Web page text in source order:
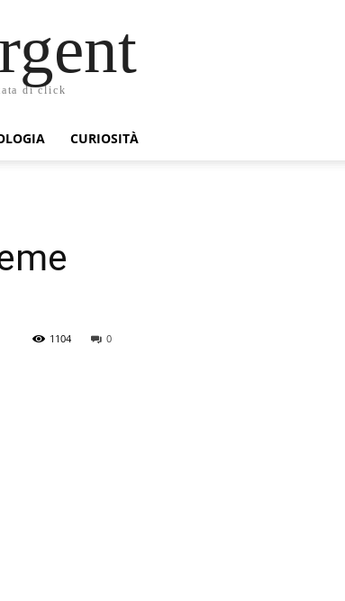
di click
CURIOSITÀ
0
1104